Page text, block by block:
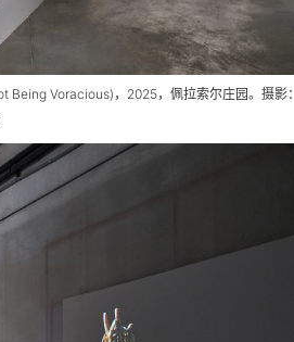
Being Voracious) ，2025，佩拉索尔庄园。摄影：